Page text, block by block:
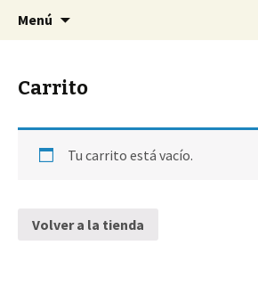
My CMS
Tu Sociedad
Menú
Carrito
Tu carrito está vacío.
Volver a la tienda